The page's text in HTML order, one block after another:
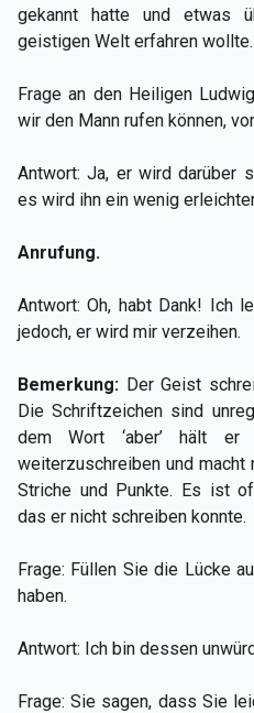
gekannt hatte und etwas
geistigen Welt erfahren wollte.
Frage an den Heiligen
wir den Mann rufen können,
Antwort: Ja, er wird darüber
es wird ihn ein wenig
Anrufung.
Antwort: Oh, habt Dank! Ich
jedoch, er wird mir verzeihen.
Bemerkung: Der Geist
Die Schriftzeichen sind
dem Wort ‘aber’ hält er
weiterzuschreiben und
Striche und Punkte. Es ist
das er nicht schreiben konnte.
Frage: Füllen Sie die Lücke
haben.
Antwort: Ich bin dessen
Frage: Sie sagen, dass Sie